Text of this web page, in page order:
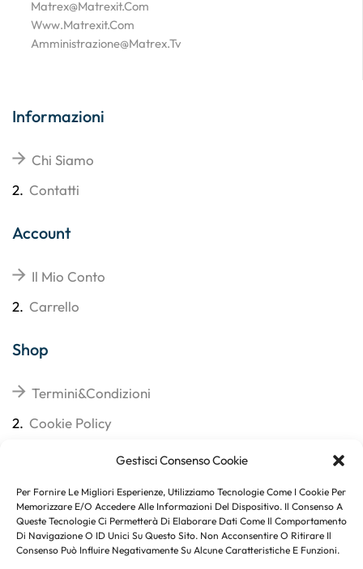
Gestisci Consenso Cookie
Per Fornire Le Migliori Esperienze, Utilizziamo Tecnologie Come I Cookie Per
Memorizzare E/o Accedere Alle Informazioni Del Dispositivo. Il Consenso A
Queste Tecnologie Ci Permetterà Di Elaborare Dati Come Il Comportamento
Di Navigazione O ID Unici Su Questo Sito. Non Acconsentire O Ritirare Il
Consenso Può Influire Negativamente Su Alcune Caratteristiche E Funzioni.
Matrex@matrexit.com
Www.matrexit.com
Amministrazione@matrex.tv
Informazioni
Chi Siamo
2. Contatti
Account
Il Mio Conto
2. Carrello
Shop
Termini&Condizioni
2. Cookie Policy